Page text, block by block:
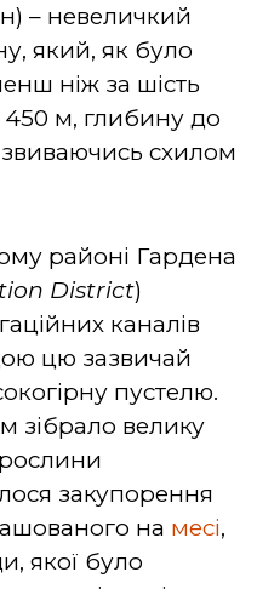
– невеличкий
який, як було
ніж за шість
м, глибину до
схилом
районі Гардена
District)
каналів
цю зазвичай
пустелю.
зібрало велику
рослини
закупорення
на месі,
якої було